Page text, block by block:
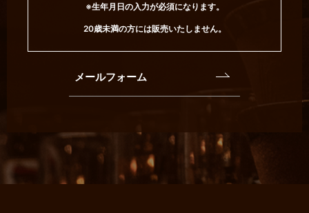
※生年月日の入力が必須になります。
20歳未満の方には販売いたしません。
メールフォーム